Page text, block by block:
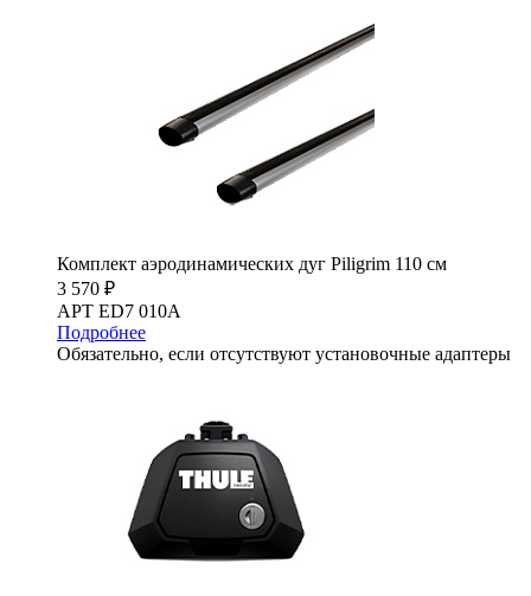
Комплект аэродинамических дуг Piligrim 110 см
3 570 ₽
АРТ ED7 010A
Подробнее
Обязательно, если отсутствуют установочные адаптеры